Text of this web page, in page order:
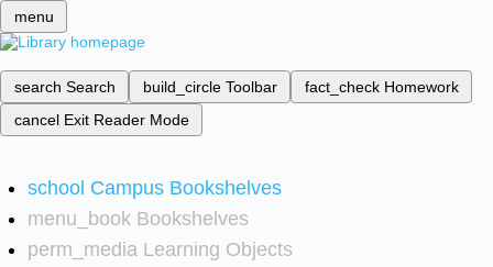
menu
search Search build_circle Toolbar fact_check Homework
cancel Exit Reader Mode
school Campus Bookshelves
menu_book Bookshelves
perm_media Learning Objects